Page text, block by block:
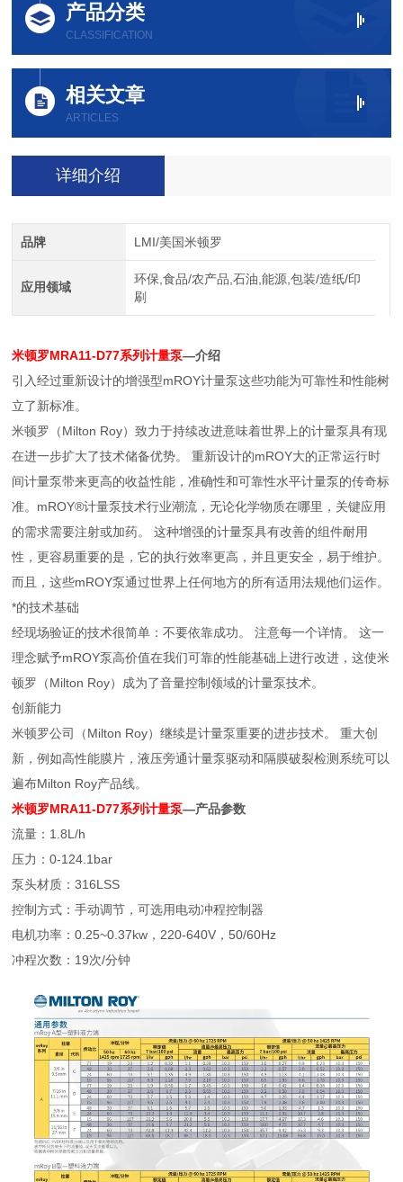
产品分类
CLASSIFICATION
相关文章
ARTICLES
详细介绍
品牌 LMI/美国米顿罗
应用领域
环保,食品/农产品,石油,能源,包装/造纸/印
刷
米顿罗MRA11-D77系列计量泵—介绍
引入经过重新设计的增强型mROY计量泵这些功能为可靠性和性能树
立了新标准。
米顿罗（Milton Roy）致力于持续改进意味着世界上的计量泵具有现
在进一步扩大了技术储备优势。 重新设计的mROY大的正常运行时
间计量泵带来更高的收益性能，准确性和可靠性水平计量泵的传奇标
准。mROY®计量泵技术行业潮流，无论化学物质在哪里，关键应用
的需求需要注射或加药。 这种增强的计量泵具有改善的组件耐用
性，更容易重要的是，它的执行效率更高，并且更安全，易于维护。
而且，这些mROY泵通过世界上任何地方的所有适用法规他们运作。
*的技术基础
经现场验证的技术很简单：不要依靠成功。 注意每一个详情。 这一
理念赋予mROY泵高价值在我们可靠的性能基础上进行改进，这使米
顿罗（Milton Roy）成为了音量控制领域的计量泵技术。
创新能力
米顿罗公司（Milton Roy）继续是计量泵重要的进步技术。 重大创
新，例如高性能膜片，液压旁通计量泵驱动和隔膜破裂检测系统可以
遍布Milton Roy产品线。
米顿罗MRA11-D77系列计量泵—产品参数
流量：1.8L/h
压力：0-124.1bar
泵头材质：316LSS
控制方式：手动调节，可选用电动冲程控制器
电机功率：0.25~0.37kw，220-640V，50/60Hz
冲程次数：19次/分钟